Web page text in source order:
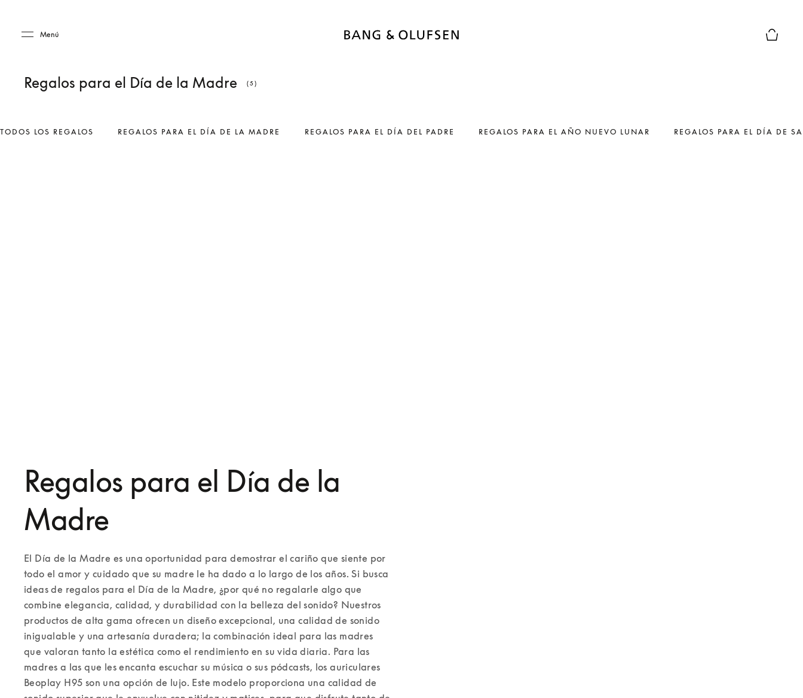
Menú
Regalos para el Día de la Madre (5)
TODOS LOS REGALOS REGALOS PARA EL DÍA DE LA MADRE REGALOS PARA EL DÍA DEL PADRE REGALOS PARA EL AÑO NUEVO LUNAR REGALOS PARA EL DÍA DE
Regalos para el Día de la
Madre
El Día de la Madre es una oportunidad para demostrar el cariño que siente por
todo el amor y cuidado que su madre le ha dado a lo largo de los años. Si busca
ideas de regalos para el Día de la Madre, ¿por qué no regalarle algo que
combine elegancia, calidad, y durabilidad con la belleza del sonido? Nuestros
productos de alta gama ofrecen un diseño excepcional, una calidad de sonido
inigualable y una artesanía duradera; la combinación ideal para las madres
que valoran tanto la estética como el rendimiento en su vida diaria. Para las
madres a las que les encanta escuchar su música o sus pódcasts, los auriculares
Beoplay H95 son una opción de lujo. Este modelo proporciona una calidad de